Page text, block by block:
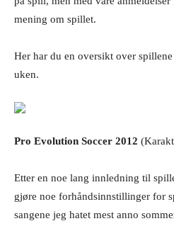
mening om spillet.
Her har du en oversikt over
uken.
Pro Evolution Soccer 2012
Etter en noe lang innledning til
gjøre noe forhåndsinnstillinger for
sangene jeg hatet mest anno